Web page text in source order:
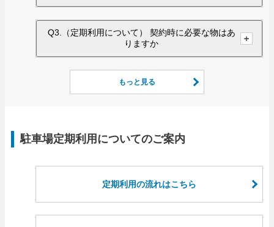
Q3.（定期利用について） 契約時に必要な物はあ
りますか
もっと見る
駐車場定期利用についてのご案内
定期利用の流れはこちら